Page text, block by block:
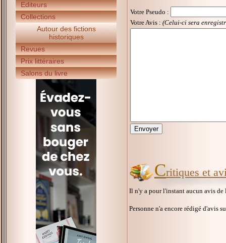
Editeurs
Collections
Autour des fictions
historiques
Revues
Prix littéraires
Salons du livre
Votre Pseudo :
Votre Avis : (Celui-ci sera
Critiques et
Il n'y a pour l'instant aucun avis
Personne n'a encore rédigé d'avis